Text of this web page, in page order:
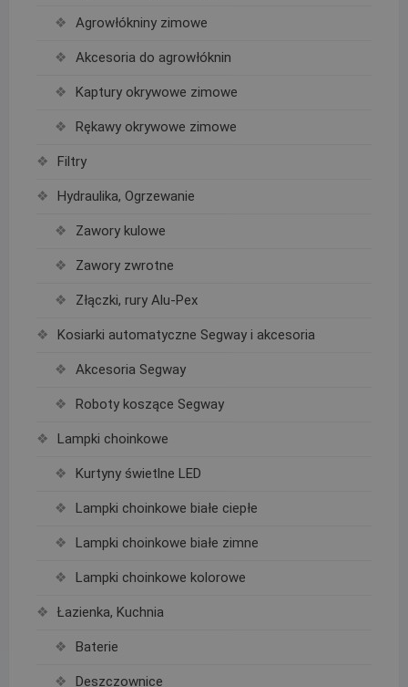
Agrowłókniny zimowe
Akcesoria do agrowłóknin
Kaptury okrywowe zimowe
Rękawy okrywowe zimowe
Filtry
Hydraulika, Ogrzewanie
Zawory kulowe
Zawory zwrotne
Złączki, rury Alu-Pex
Kosiarki automatyczne Segway i akcesoria
Akcesoria Segway
Roboty koszące Segway
Lampki choinkowe
Kurtyny świetlne LED
Lampki choinkowe białe ciepłe
Lampki choinkowe białe zimne
Lampki choinkowe kolorowe
Łazienka, Kuchnia
Baterie
Deszczownice